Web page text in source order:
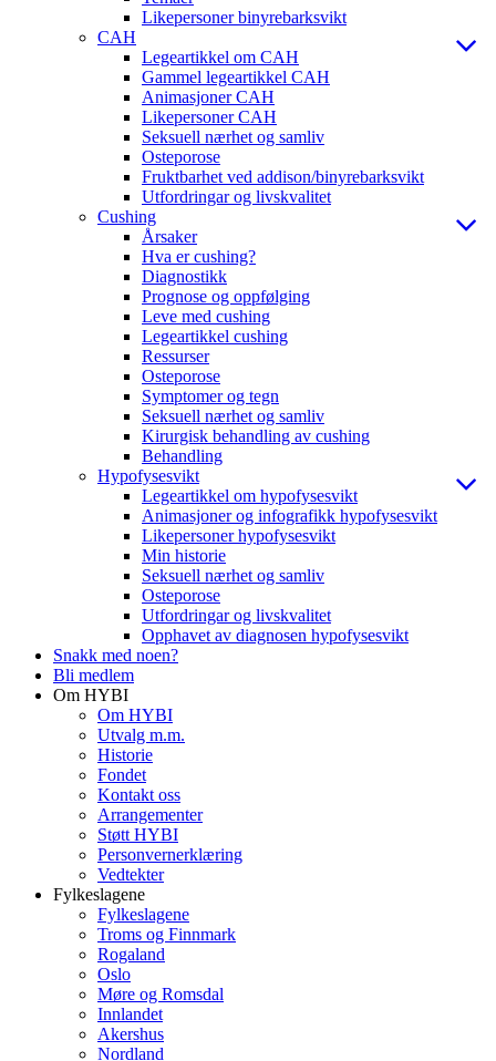
Likepersoner binyrebarksvikt
CAH
Legeartikkel om CAH
Gammel legeartikkel CAH
Animasjoner CAH
Likepersoner CAH
Seksuell nærhet og samliv
Osteporose
Fruktbarhet ved addison/binyrebarksvikt
Utfordringar og livskvalitet
Cushing
Årsaker
Hva er cushing?
Diagnostikk
Prognose og oppfølging
Leve med cushing
Legeartikkel cushing
Ressurser
Osteporose
Symptomer og tegn
Seksuell nærhet og samliv
Kirurgisk behandling av cushing
Behandling
Hypofysesvikt
Legeartikkel om hypofysesvikt
Animasjoner og infografikk hypofysesvikt
Likepersoner hypofysesvikt
Min historie
Seksuell nærhet og samliv
Osteporose
Utfordringar og livskvalitet
Opphavet av diagnosen hypofysesvikt
Snakk med noen?
Bli medlem
Om HYBI
Om HYBI
Utvalg m.m.
Historie
Fondet
Kontakt oss
Arrangementer
Støtt HYBI
Personvernerklæring
Vedtekter
Fylkeslagene
Fylkeslagene
Troms og Finnmark
Rogaland
Oslo
Møre og Romsdal
Innlandet
Akershus
Nordland